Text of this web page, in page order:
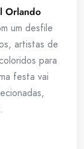
Orlando
um desfile
artistas de
para
festa vai